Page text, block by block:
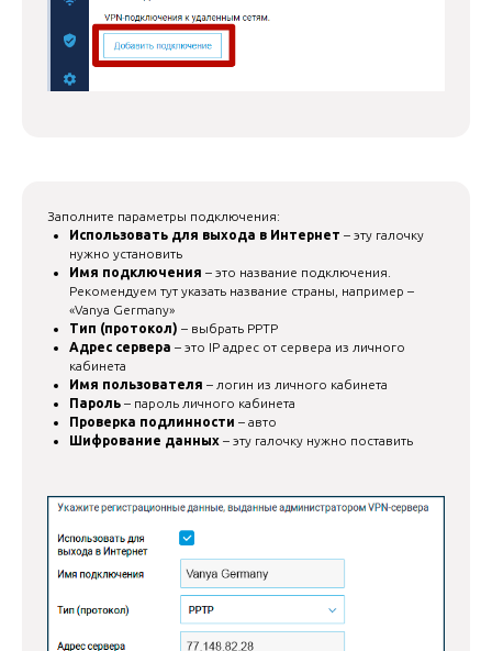
Заполните параметры подключения:
Использовать для выхода в Интернет – эту галочку
нужно установить
Имя подключения – это название подключения.
Рекомендуем тут указать название страны, например –
«Vanya Germany»
Тип (протокол) – выбрать PPTP
Адрес сервера – это IP адрес от сервера из личного
кабинета
Имя пользователя – логин из личного кабинета
Пароль – пароль личного кабинета
Проверка подлинности – авто
Шифрование данных – эту галочку нужно поставить